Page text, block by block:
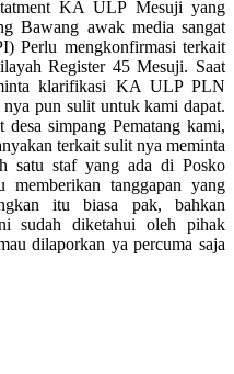
KA ULP Mesuji yang
Bawang awak media sangat
Perlu mengkonfirmasi terkait
Register 45 Mesuji. Saat
klarifikasi KA ULP PLN
pun sulit untuk kami dapat.
simpang Pematang kami,
terkait sulit nya meminta
satu staf yang ada di Posko
tanggapan yang
itu biasa pak, bahkan
sudah diketahui oleh pihak
dilaporkan ya percuma saja